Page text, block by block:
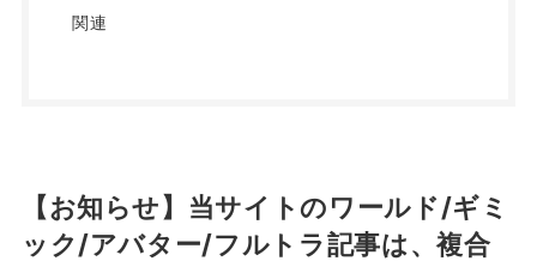
関連
【お知らせ】当サイトのワールド/ギミ
ック/アバター/フルトラ記事は、複合